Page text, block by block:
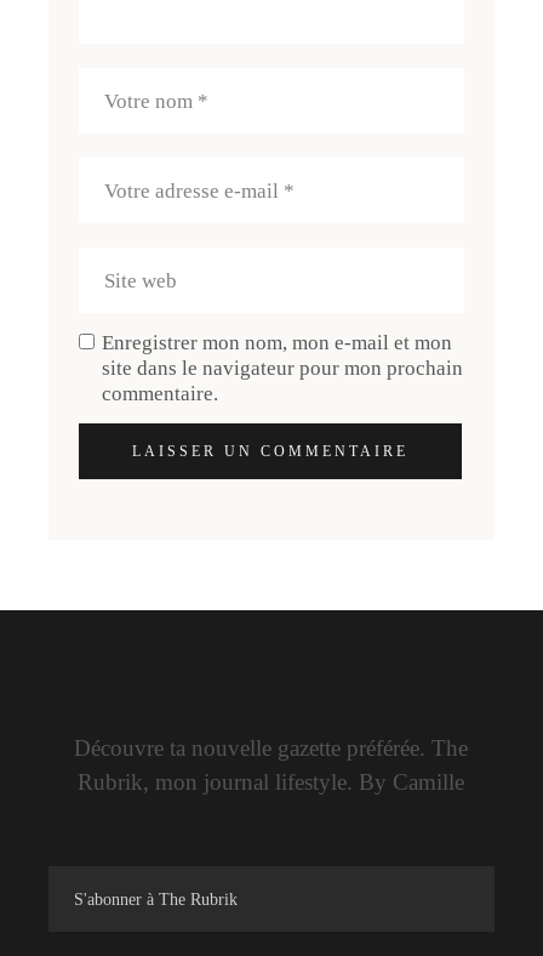
Enregistrer mon nom, mon e-mail et mon
site dans le navigateur pour mon prochain
commentaire.
LAISSER UN COMMENTAIRE
Découvre ta nouvelle gazette préférée. The
Rubrik, mon journal lifestyle. By Camille